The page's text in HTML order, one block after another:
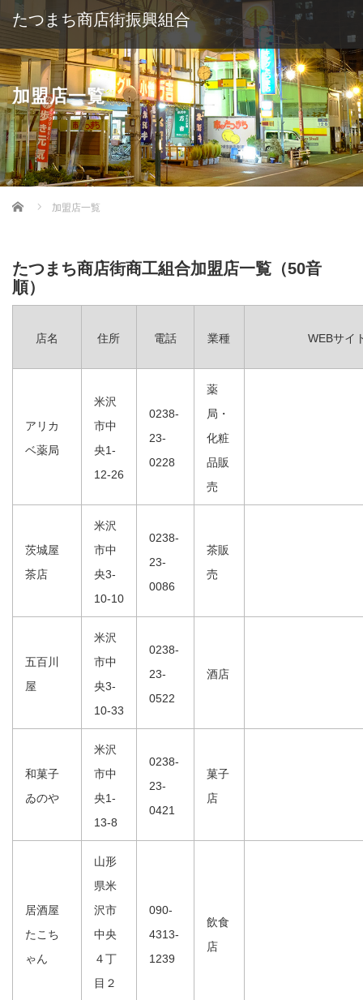
たつまち商店街振興組合
加盟店一覧
Home 加盟店一覧
たつまち商店街商工組合加盟店一覧（50音
順）
店名 住所 電話 業種 WEBサイ
アリカ
ベ薬局
米沢
市中
央1-
12-26
0238-
23-
0228
薬
局・
化粧
品販
売
茨城屋
茶店
米沢
市中
央3-
10-10
0238-
23-
0086
茶販
売
五百川
屋
米沢
市中
央3-
10-33
0238-
23-
0522
酒店
和菓子
ゐのや
米沢
市中
央1-
13-8
0238-
23-
0421
菓子
店
居酒屋
たこち
ゃん
山形
県米
沢市
中央
４丁
目２
090-
4313-
1239
飲食
店